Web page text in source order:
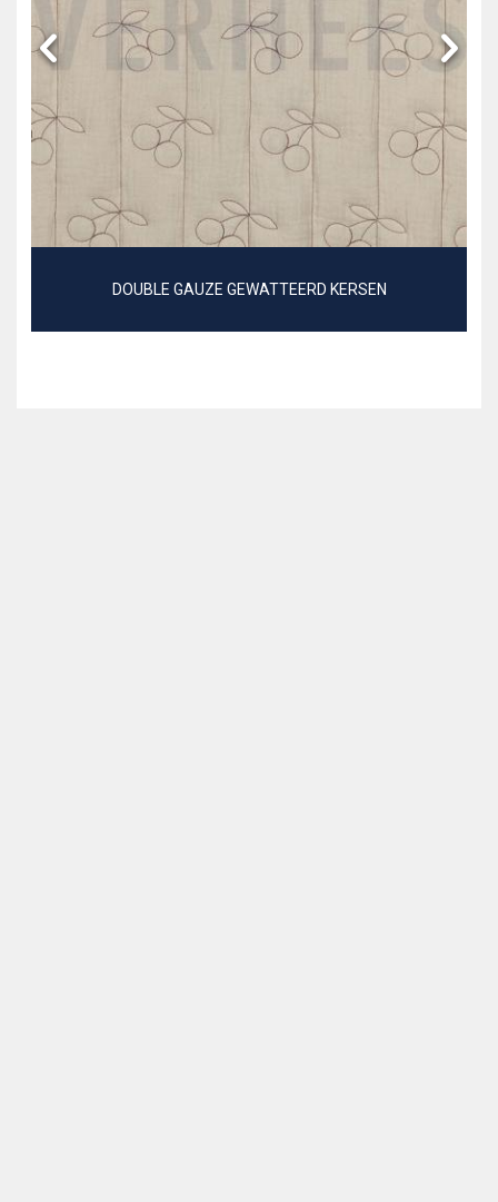
DOUBLE GAUZE GEWATTEERD KERSEN